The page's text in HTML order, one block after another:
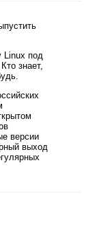
Linux под
знает,
версии
выход